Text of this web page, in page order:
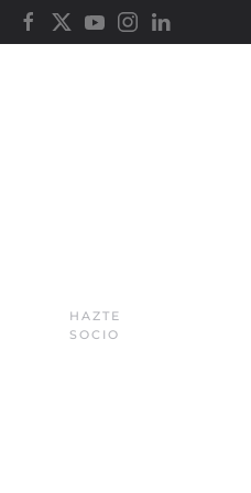
HAZTE
SOCIO